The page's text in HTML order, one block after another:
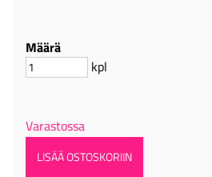
Määrä
kpl
Varastossa